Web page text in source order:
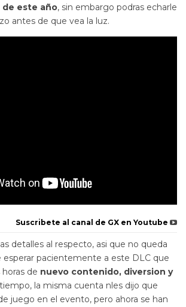
este año, sin embargo podras echarle
antes de que vea la luz.
Suscribete al canal de GX en Youtube
detalles al respecto, asi que no queda
pacientemente a este DLC que
de nuevo contenido, diversion y
la misma cuenta nles dijo que
juego en el evento, pero ahora se han